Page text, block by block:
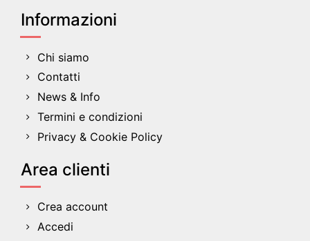
Informazioni
Chi siamo
Contatti
News & Info
Termini e condizioni
Privacy & Cookie Policy
Area clienti
Crea account
Accedi